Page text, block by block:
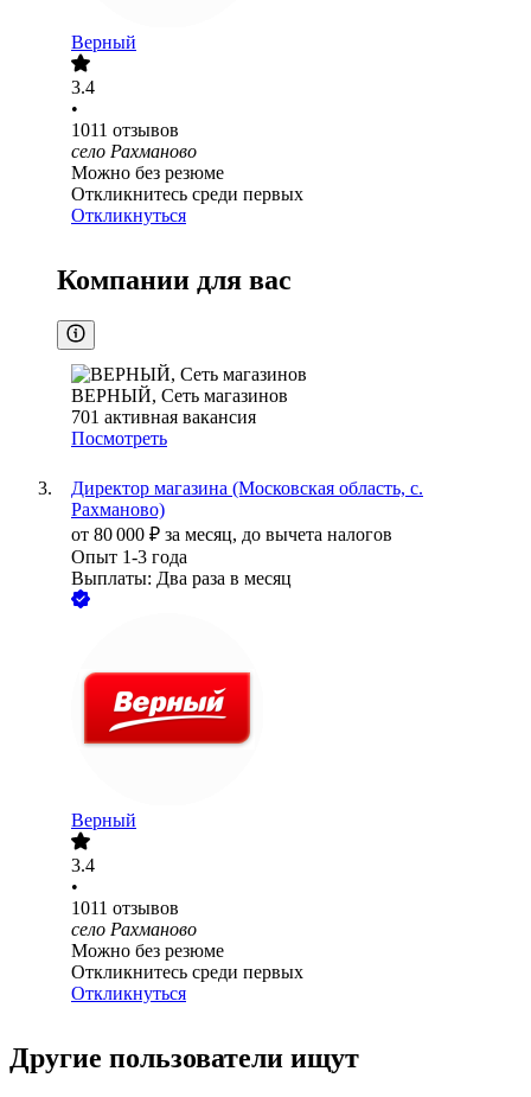
Верный
3.4
•
1011 отзывов
село Рахманово
Можно без резюме
Откликнитесь среди первых
Откликнуться
Компании для вас
ВЕРНЫЙ, Сеть магазинов
701 активная вакансия
Посмотреть
Директор магазина (Московская область, с.
Рахманово)
от 80 000 ₽ за месяц, до вычета налогов
Опыт 1-3 года
Выплаты: Два раза в месяц
Верный
3.4
•
1011 отзывов
село Рахманово
Можно без резюме
Откликнитесь среди первых
Откликнуться
Другие пользователи ищут